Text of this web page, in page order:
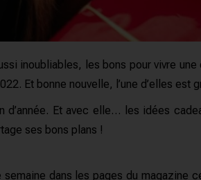
inoubliables, les bons pour vivre
Et bonne nouvelle, l’une d’elles est
Et avec elle… les idées
ses bons plans !
dans les pages du magazine